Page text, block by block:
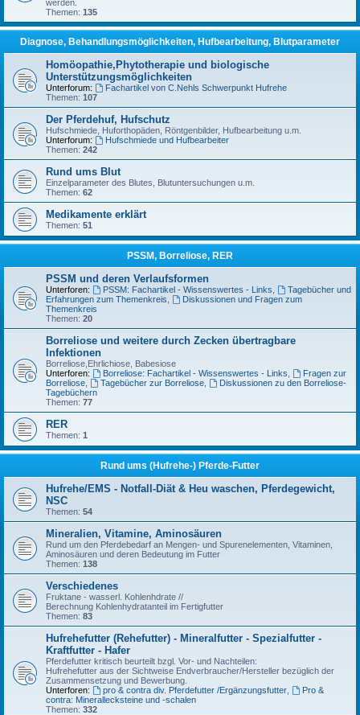
werden.
Themen: 135
Diagnose, Behandlungsmöglichkeiten, Hufbearbeitung, Blutparameter
Homöopathie,Phytotherapie und biologische
Unterstützungsmöglichkeiten
Unterforum:
Fachartikel von C.Nehls Schwerpunkt Hufrehe
Themen: 107
Der Pferdehuf, Hufschutz
Hufschmiede, Huforthopäden, Röntgenbilder, Hufbearbeitung u.m.
Unterforum:
Hufschmiede und Hufbearbeiter
Themen: 242
Rund ums Blut
Einzelparameter des Blutes, Blutuntersuchungen u.m.
Themen: 62
Medikamente erklärt
Themen: 51
PSSM, Borreliose, RER
PSSM und deren Verlaufsformen
Unterforen: PSSM: Fachartikel - Wissenswertes - Links
Tagebücher und
Erfahrungen zum Themenkreis
Diskussionen und Fragen zum
Themenkreis
Themen: 20
Borreliose und weitere durch Zecken übertragbare
Infektionen
Borreliose,Ehrlichiose, Babesiose
Unterforen:
Borreliose: Fachartikel - Wissenswertes - Links
Fragen zur
Borreliose
Tagebücher zur Borreliose,
Diskussionen zu den Borreliose-
Tagebüchern
Themen: 77
RER
Themen: 1
Rund ums (Hufrehe-) Pferde-Futter
Hufrehe/EMS - Notfall-Diät & Heu waschen, Pferdegewicht,
NSC
Themen: 54
Mineralien, Vitamine, Aminosäuren
Rund um den Pferdebedarf an Mengen- und Spurenelementen, Vitaminen,
Aminosäuren und deren Bedeutung im Futter
Themen: 138
Verschiedenes
Fruktane - wasserl. Kohlenhdrate //
Berechnung Kohlenhydratanteil im Fertigfutter
Themen: 83
Hufrehefutter (Rehefutter) - Mineralfutter - Spezialfutter -
Kraftfutter - Hafer
Pferdefutter kritisch beurteilt bzgl. Vor- und Nachteilen:
Hufrehefutter aus der Sichtweise Endverbraucher/Hersteller bezüglich der
Zusammensetzung und Bewerbung.
Unterforen:
pro & contra div. Pferdefutter /Ergänzungsfutter,
Pro &
contra: Minerallecksteine und -schalen
Themen: 332